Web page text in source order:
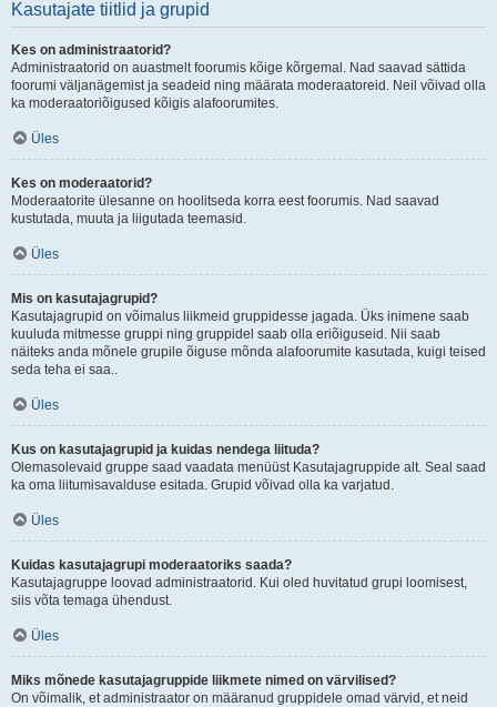
Kasutajate tiitlid ja grupid
Kes on administraatorid?
Administraatorid on auastmelt foorumis kõige kõrgemal. Nad saavad sättida
foorumi väljanägemist ja seadeid ning määrata moderaatoreid. Neil võivad olla
ka moderaatoriõigused kõigis alafoorumites.
Üles
Kes on moderaatorid?
Moderaatorite ülesanne on hoolitseda korra eest foorumis. Nad saavad
kustutada, muuta ja liigutada teemasid.
Üles
Mis on kasutajagrupid?
Kasutajagrupid on võimalus liikmeid gruppidesse jagada. Üks inimene saab
kuuluda mitmesse gruppi ning gruppidel saab olla eriõiguseid. Nii saab
näiteks anda mõnele grupile õiguse mõnda alafoorumite kasutada, kuigi teised
seda teha ei saa..
Üles
Kus on kasutajagrupid ja kuidas nendega liituda?
Olemasolevaid gruppe saad vaadata menüüst Kasutajagruppide alt. Seal saad
ka oma liitumisavalduse esitada. Grupid võivad olla ka varjatud.
Üles
Kuidas kasutajagrupi moderaatoriks saada?
Kasutajagruppe loovad administraatorid. Kui oled huvitatud grupi loomisest,
siis võta temaga ühendust.
Üles
Miks mõnede kasutajagruppide liikmete nimed on värvilised?
On võimalik, et administraator on määranud gruppidele omad värvid, et neid